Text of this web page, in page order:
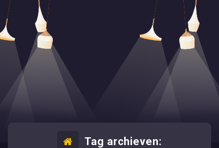
Tag archieven: